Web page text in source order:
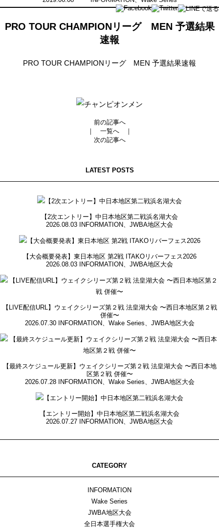
PRO TOUR CHAMPIONリーグ MEN 予選結果
速報
PRO TOUR CHAMPIONリーグ MEN 予選結果速報
前の記事へ
｜ 一覧へ｜
次の記事へ
LATEST POSTS
【2次エントリー】中日本地区第二戦浜名湖大会
2026.08.03
INFORMATION、 JWBA地区大会
【大会概要発表】東日本地区 第2戦 ITAKOリバーフェス2026
2026.08.03
INFORMATION、 JWBA地区大会
【LIVE配信URL】ウェイクシリーズ第２戦 法皇湖大会 〜西日本地区第２戦
併催〜
2026.07.30
INFORMATION、 Wake Series、 JWBA地区大会
【最終スケジュール更新】ウェイクシリーズ第２戦 法皇湖大会 〜西日本地
区第２戦 併催〜
2026.07.28
INFORMATION、 Wake Series、 JWBA地区大会
【エントリー開始】中日本地区第二戦浜名湖大会
2026.07.27
INFORMATION、 JWBA地区大会
CATEGORY
INFORMATION
Wake Series
JWBA地区大会
全日本選手権大会